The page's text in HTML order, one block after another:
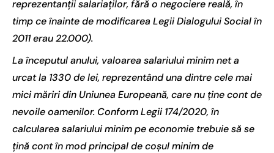
reprezentanții salariaților, fără o negociere reală, în
timp ce înainte de modificarea Legii Dialogului Social în
2011 erau 22.000).
La începutul anului, valoarea salariului minim net a
urcat la 1330 de lei, reprezentând una dintre cele mai
mici măriri din Uniunea Europeană, care nu ține cont de
nevoile oamenilor. Conform Legii 174/2020, în
calcularea salariului minim pe economie trebuie să se
țină cont în mod principal de coșul minim de